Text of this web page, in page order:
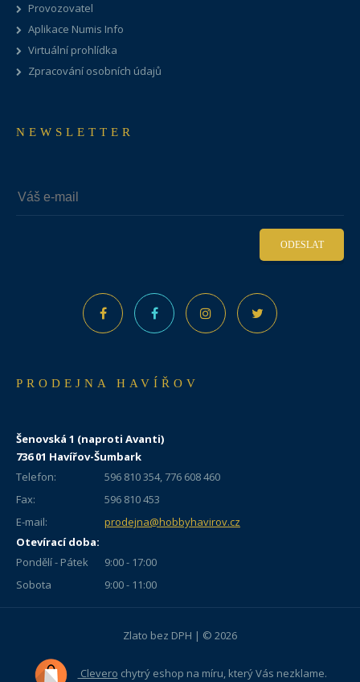
Provozovatel
Aplikace Numis Info
Virtuální prohlídka
Zpracování osobních údajů
NEWSLETTER
ODESLAT
PRODEJNA HAVÍŘOV
Šenovská 1 (naproti Avanti)
736 01 Havířov-Šumbark
Telefon:
596 810 354, 776 608 460
Fax:
596 810 453
E-mail:
prodejna@hobbyhavirov.cz
Otevírací doba:
Pondělí - Pátek
9:00 - 17:00
Sobota
9:00 - 11:00
Zlato bez DPH | © 2026
Clevero chytrý eshop na míru, který Vás nezklame.